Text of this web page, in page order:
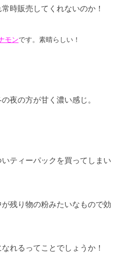
時販売してくれないのか！
モンです。素晴らしい！
夜の方が甘く濃い感じ。
ティーパックを買ってしまい
残り物の粉みたいなもので効
れるってことでしょうか！